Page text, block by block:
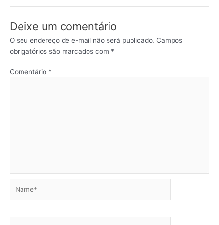
Deixe um comentário
O seu endereço de e-mail não será publicado. Campos
obrigatórios são marcados com *
Comentário *